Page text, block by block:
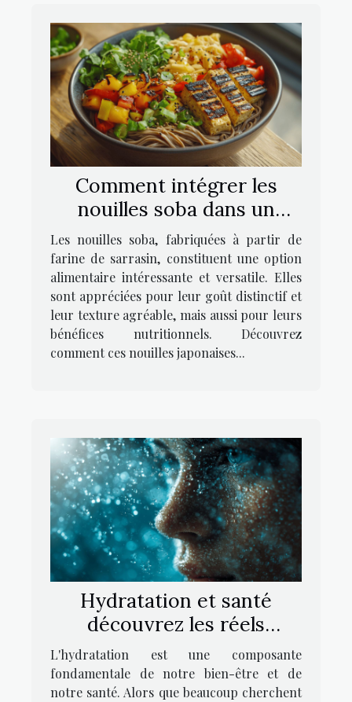
Comment intégrer les
nouilles soba dans un
régime alimentaire
équilibré
Les nouilles soba, fabriquées à partir de
farine de sarrasin, constituent une option
alimentaire intéressante et versatile. Elles
sont appréciées pour leur goût distinctif et
leur texture agréable, mais aussi pour leurs
bénéfices nutritionnels. Découvrez
comment ces nouilles japonaises...
Hydratation et santé
découvrez les réels
besoins en eau de votre
corps
L'hydratation est une composante
fondamentale de notre bien-être et de
notre santé. Alors que beaucoup cherchent